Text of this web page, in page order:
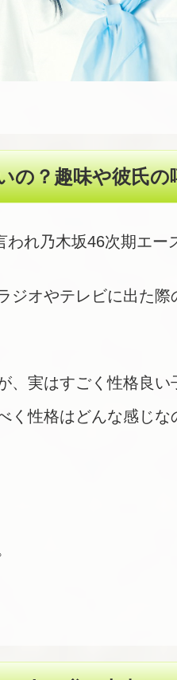
の？趣味や彼氏の
れ乃木坂46次期エー
ジオやテレビに出た際
、実はすごく性格良い
く性格はどんな感じな